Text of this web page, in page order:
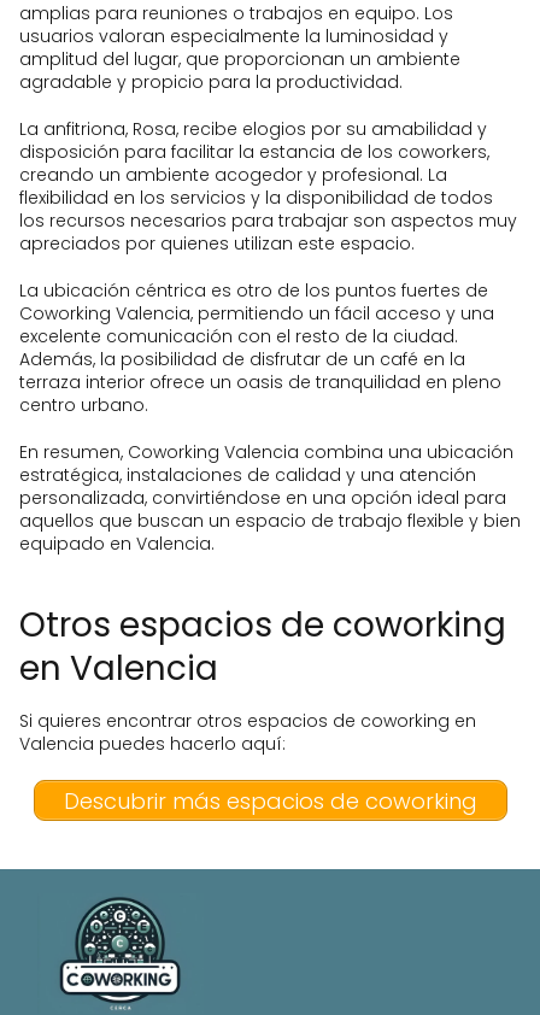
amplias para reuniones o trabajos en equipo. Los
usuarios valoran especialmente la luminosidad y
amplitud del lugar, que proporcionan un ambiente
agradable y propicio para la productividad.
La anfitriona, Rosa, recibe elogios por su amabilidad y
disposición para facilitar la estancia de los coworkers,
creando un ambiente acogedor y profesional. La
flexibilidad en los servicios y la disponibilidad de todos
los recursos necesarios para trabajar son aspectos muy
apreciados por quienes utilizan este espacio.
La ubicación céntrica es otro de los puntos fuertes de
Coworking Valencia, permitiendo un fácil acceso y una
excelente comunicación con el resto de la ciudad.
Además, la posibilidad de disfrutar de un café en la
terraza interior ofrece un oasis de tranquilidad en pleno
centro urbano.
En resumen, Coworking Valencia combina una ubicación
estratégica, instalaciones de calidad y una atención
personalizada, convirtiéndose en una opción ideal para
aquellos que buscan un espacio de trabajo flexible y bien
equipado en Valencia.
Otros espacios de coworking
en Valencia
Si quieres encontrar otros espacios de coworking en
Valencia puedes hacerlo aquí:
Descubrir más espacios de coworking